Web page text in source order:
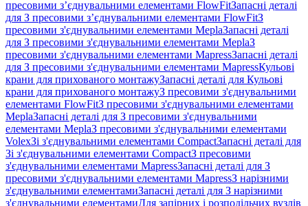
пресовими з’єднувальними елементами FlowFitЗапасні деталі
для З пресовими з’єднувальними елементами FlowFitЗ
пресовими з'єднувальними елементами MeplaЗапасні деталі
для З пресовими з'єднувальними елементами MeplaЗ
пресовими з'єднувальними елементами MapressЗапасні деталі
для З пресовими з'єднувальними елементами MapressКульові
крани для прихованого монтажуЗапасні деталі для Кульові
крани для прихованого монтажуЗ пресовими з'єднувальними
елементами FlowFitЗ пресовими з'єднувальними елементами
MeplaЗапасні деталі для З пресовими з'єднувальними
елементами MeplaЗ пресовими з'єднувальними елементами
VolexЗі з'єднувальними елементами CompactЗапасні деталі для
Зі з'єднувальними елементами CompactЗ пресовими
з'єднувальними елементами MapressЗапасні деталі для З
пресовими з'єднувальними елементами MapressЗ нарізними
з'єднувальними елементамиЗапасні деталі для З нарізними
з'єднувальними елементамиДля запірних і розподільчих вузлів